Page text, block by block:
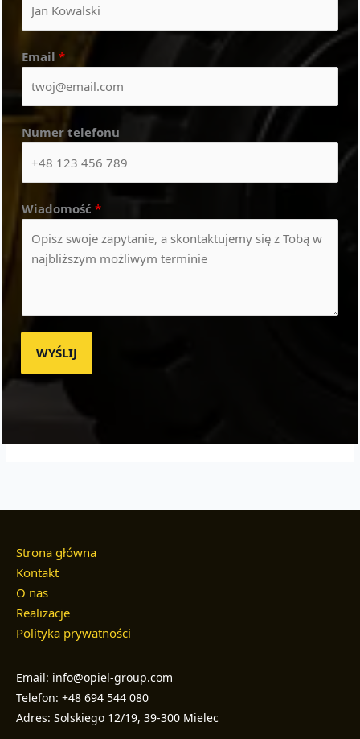
Email *
Numer telefonu
Wiadomość *
WYŚLIJ
Strona główna
Kontakt
O nas
Realizacje
Polityka prywatności
Email: info@opiel-group.com
Telefon: +48 694 544 080
Adres: Solskiego 12/19, 39-300 Mielec